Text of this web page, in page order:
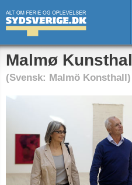
Malmø Kunsthal
(Svensk: Malmö Konsthall)